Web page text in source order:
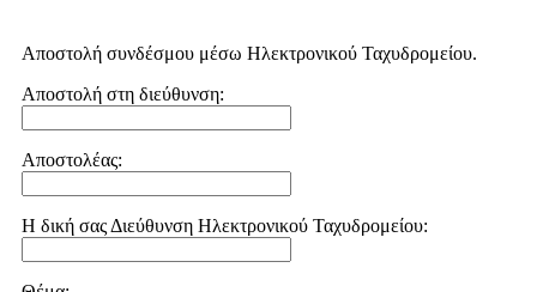
Αποστολή συνδέσμου μέσω Ηλεκτρονικού Ταχυδρομείου.
Αποστολή στη διεύθυνση:
Αποστολέας:
Η δική σας Διεύθυνση Ηλεκτρονικού Ταχυδρομείου: